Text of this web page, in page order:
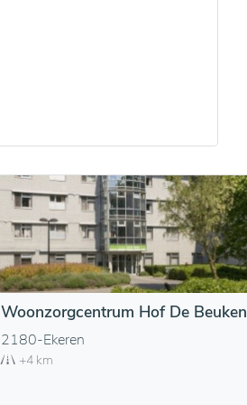
Woonzorgcentrum Hof De Beuken
2180-Ekeren
+4 km